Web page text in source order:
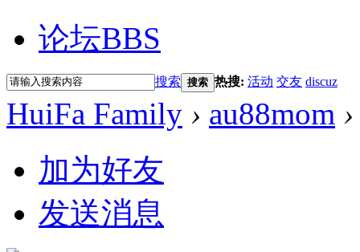
论坛BBS
搜索 搜索 热搜: 活动 交友 discuz
HuiFa Family › au88mom ›
加为好友
发送消息